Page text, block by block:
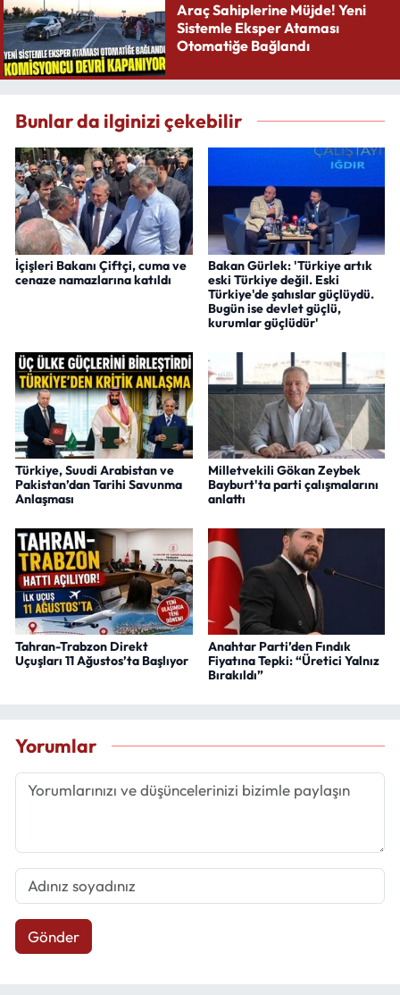
Araç Sahiplerine Müjde! Yeni
Sistemle Eksper Ataması
Otomatiğe Bağlandı
Bunlar da ilginizi çekebilir
İçişleri Bakanı Çiftçi, cuma ve
cenaze namazlarına katıldı
Bakan Gürlek: 'Türkiye artık
eski Türkiye değil. Eski
Türkiye'de şahıslar güçlüydü.
Bugün ise devlet güçlü,
kurumlar güçlüdür'
Türkiye, Suudi Arabistan ve
Pakistan’dan Tarihi Savunma
Anlaşması
Milletvekili Gökan Zeybek
Bayburt'ta parti çalışmalarını
anlattı
Tahran-Trabzon Direkt
Uçuşları 11 Ağustos’ta Başlıyor
Anahtar Parti’den Fındık
Fiyatına Tepki: “Üretici Yalnız
Bırakıldı”
Yorumlar
Gönder